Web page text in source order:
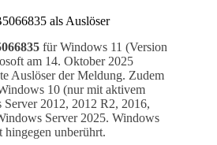
als Auslöser
für Windows 11 (Version
am 14. Oktober 2025
Auslöser der Meldung. Zudem
10 (nur mit aktivem
2012, 2012 R2, 2016,
Server 2025. Windows
hingegen unberührt.